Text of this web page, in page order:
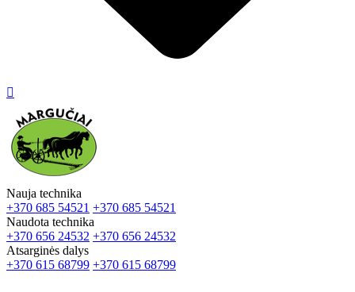

Nauja technika
+370 685 54521 +370 685 54521
Naudota technika
+370 656 24532 +370 656 24532
Atsarginės dalys
+370 615 68799 +370 615 68799